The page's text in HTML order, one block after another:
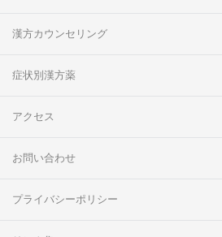
漢方カウンセリング
症状別漢方薬
アクセス
お問い合わせ
プライバシーポリシー